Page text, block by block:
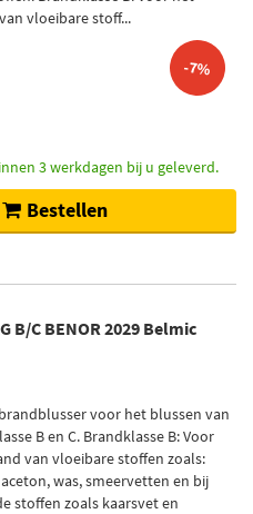
vloeibare stoff...
-7%
3 werkdagen bij u geleverd.
Bestellen
B/C BENOR 2029 Belmic
voor het blussen van
B en C. Brandklasse B: Voor
van vloeibare stoffen zoals:
was, smeervetten en bij
stoffen zoals kaarsvet en